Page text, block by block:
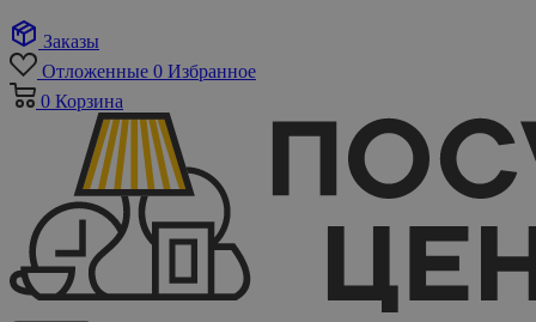
Заказы
Отложенные 0 Избранное
0 Корзина